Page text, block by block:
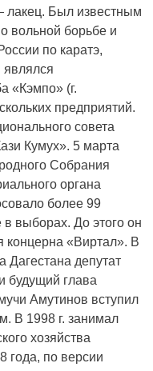
лакец. Был известным
вольной борьбе и
по каратэ,
«Кэмпо» (г.
предприятий.
совета
Кумух». 5 марта
Собрания
органа
более 99
выборах. До этого он
концерна «Виртал». В
Дагестана депутат
будущий глава
Амутинов вступил
В 1998 г. занимал
хозяйства
года, по версии